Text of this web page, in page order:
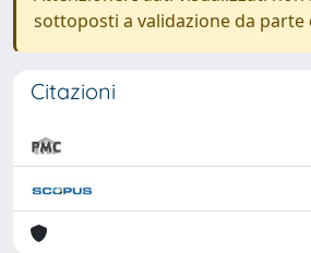
sottoposti a validazione da parte
Citazioni